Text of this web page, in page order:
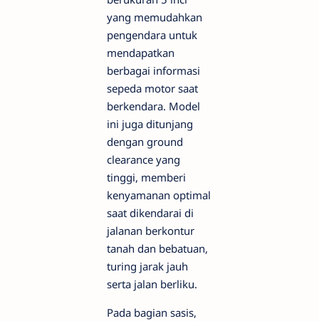
yang memudahkan
pengendara untuk
mendapatkan
berbagai informasi
sepeda motor saat
berkendara. Model
ini juga ditunjang
dengan ground
clearance yang
tinggi, memberi
kenyamanan optimal
saat dikendarai di
jalanan berkontur
tanah dan bebatuan,
turing jarak jauh
serta jalan berliku.
Pada bagian sasis,